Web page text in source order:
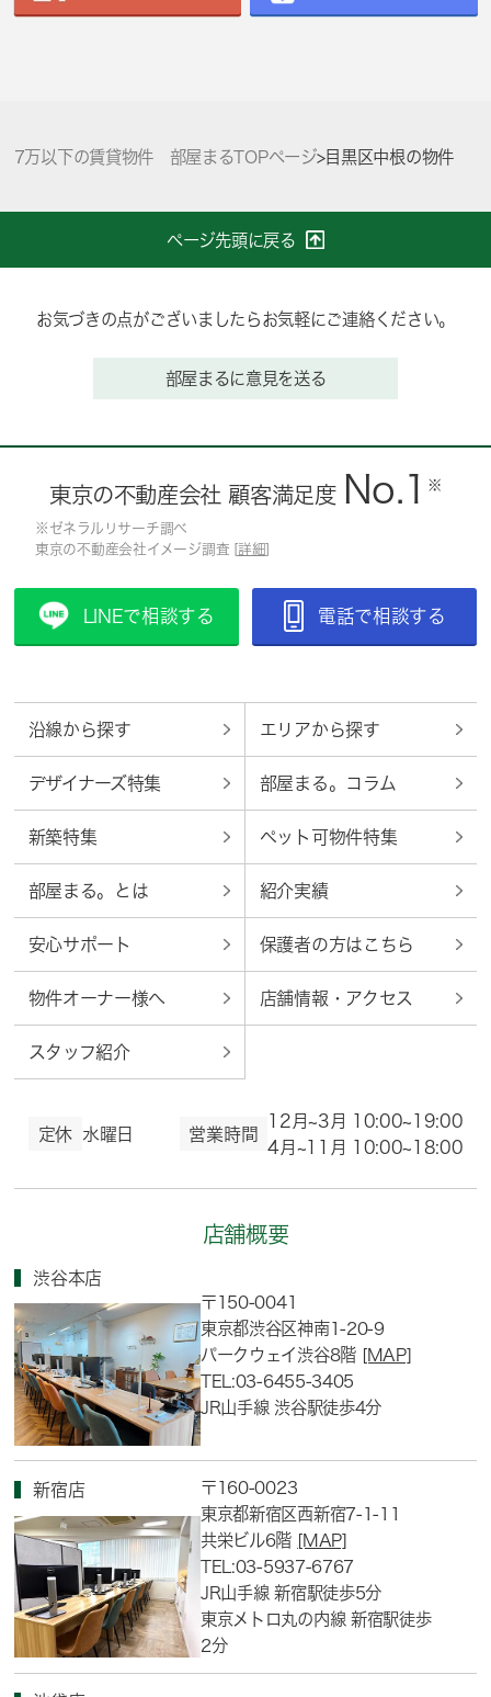
7万以下の賃貸物件 部屋まるTOPページ>目黒区中根の物件
ページ先頭に戻る
お気づきの点がございましたらお気軽にご連絡ください。
部屋まるに意見を送る
東京の不動産会社 顧客満足度 No.1 ※
※ゼネラルリサーチ調べ
東京の不動産会社イメージ調査 [ 詳細
LINEで相談する 電話で相談する
沿線から探す エリアから探す
デザイナーズ特集 部屋まる。コラム
新築特集 ペット可物件特集
部屋まる。とは 紹介実績
安心サポート 保護者の方はこちら
物件オーナー様へ 店舗情報・アクセス
スタッフ紹介
定休 水曜日 営業時間
12月~3月 10:00~19:00
4月~11月 10:00~18:00
店舗概要
渋谷本店
〒150-0041
東京都渋谷区神南1-20-9
パークウェイ渋谷8階 [MAP]
TEL:03-6455-3405
JR山手線 渋谷駅徒歩4分
新宿店
〒160-0023
東京都新宿区西新宿7-1-11
共栄ビル6階 [MAP]
TEL:03-5937-6767
JR山手線 新宿駅徒歩5分
東京メトロ丸の内線 新宿駅徒歩
2分